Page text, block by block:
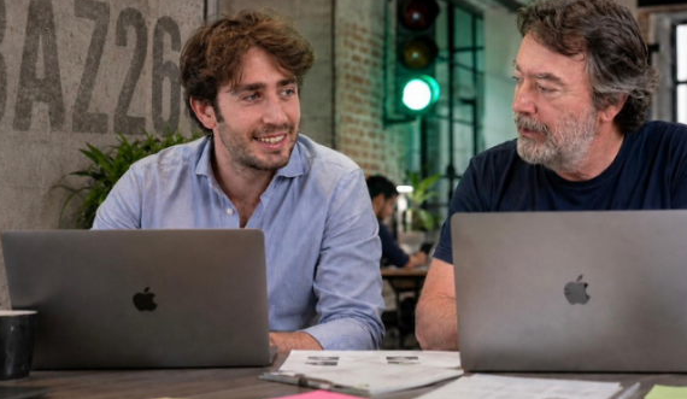
Perez, Samsung Ads: «L'Italia è un
mercato strategico e continuerà a
crescere»
Networking agli eventi: come la
startup Kicè punta a eliminare lo
"spreco di relazioni"